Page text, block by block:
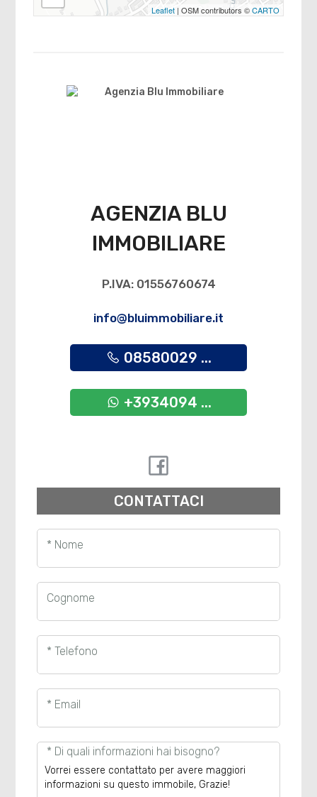
Leaflet| OSM contributors ©CARTO
AGENZIA BLU
IMMOBILIARE
P.IVA: 01556760674
info@bluimmobiliare.it
08580029 ...
+3934094 ...
CONTATTACI
* Nome
Cognome
* Telefono
* Email
* Di quali informazioni hai bisogno?